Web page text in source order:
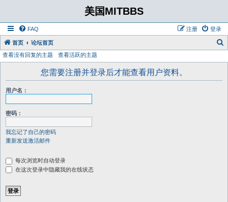
美国MITBBS
FAQ 登录
注册
首页 论坛首页
查看没有回复的主题 查看活跃的主题
您需要注册并登录后才能查看用户资料。
用户名：
密码：
我忘记了自己的密码
重新发送激活邮件
每次浏览时自动登录
在这次登录中隐藏我的在线状态